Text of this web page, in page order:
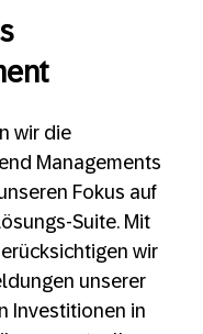
wir die
Managements
Fokus auf
Suite. Mit
wir
unserer
Investitionen in